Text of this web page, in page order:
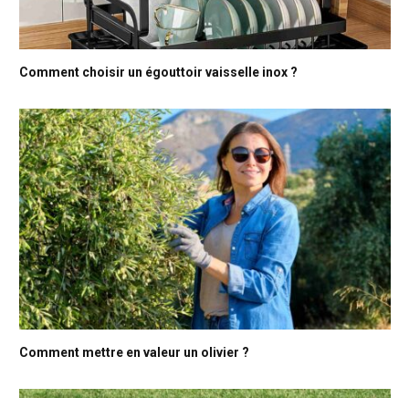
Comment choisir un égouttoir vaisselle inox ?
Comment mettre en valeur un olivier ?